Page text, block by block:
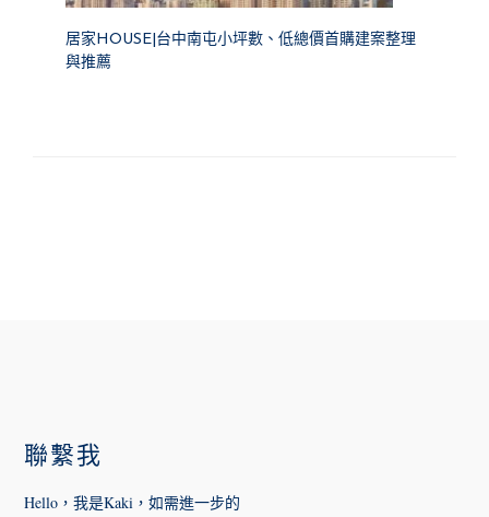
居家HOUSE|台中南屯小坪數、低總價首購建案整理
與推薦
聯繫我
Hello，我是Kaki，如需進一步的